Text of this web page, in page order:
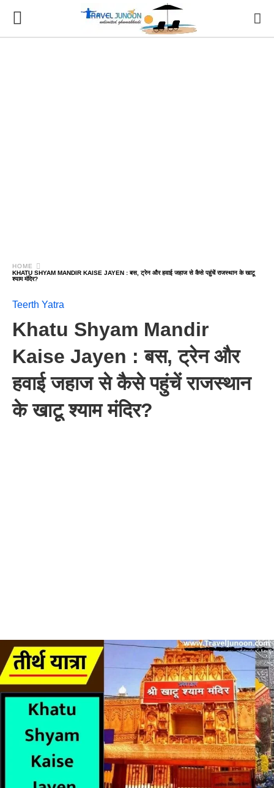
HOME
KHATU SHYAM MANDIR KAISE JAYEN : बस, ट्रेन और हवाई जहाज से कैसे पहुंचें राजस्थान के खाटू
श्याम मंदिर?
Teerth Yatra
Khatu Shyam Mandir
Kaise Jayen : बस, ट्रेन और
हवाई जहाज से कैसे पहुंचें राजस्थान
के खाटू श्याम मंदिर?